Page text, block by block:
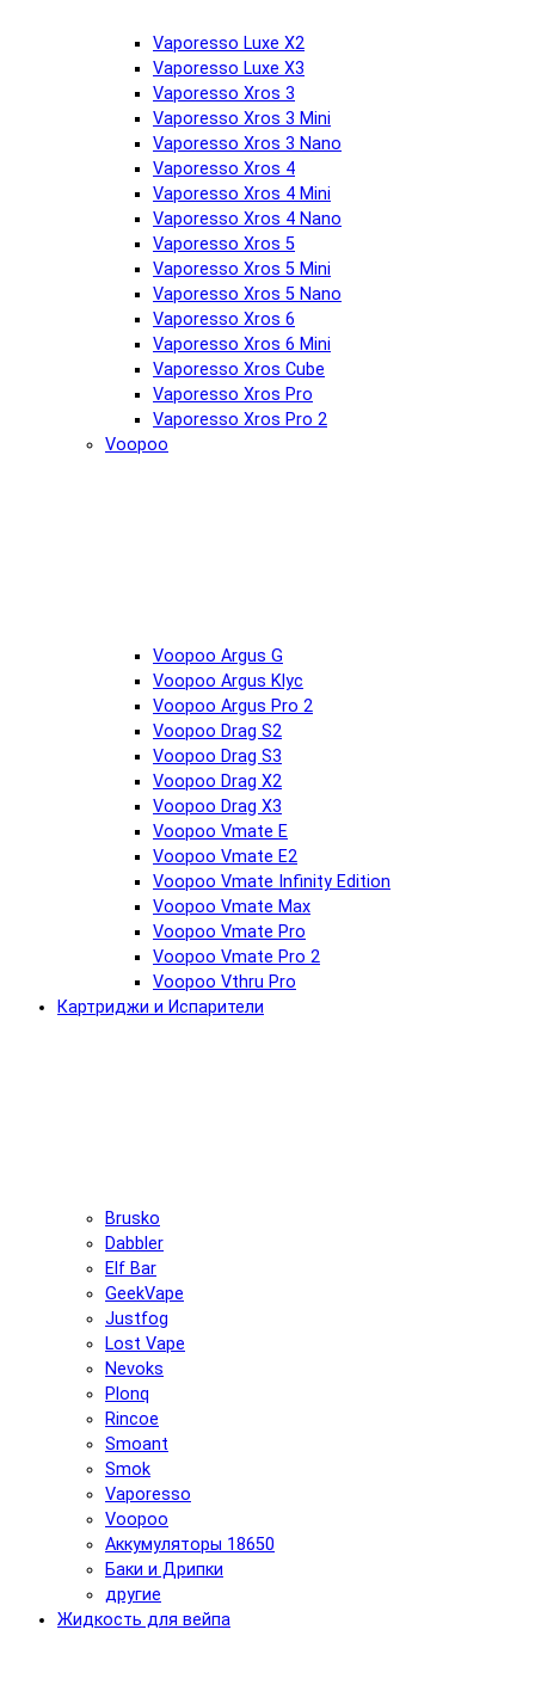
Vaporesso Luxe X2
Vaporesso Luxe X3
Vaporesso Xros 3
Vaporesso Xros 3 Mini
Vaporesso Xros 3 Nano
Vaporesso Xros 4
Vaporesso Xros 4 Mini
Vaporesso Xros 4 Nano
Vaporesso Xros 5
Vaporesso Xros 5 Mini
Vaporesso Xros 5 Nano
Vaporesso Xros 6
Vaporesso Xros 6 Mini
Vaporesso Xros Cube
Vaporesso Xros Pro
Vaporesso Xros Pro 2
Voopoo
Voopoo Argus G
Voopoo Argus Klyc
Voopoo Argus Pro 2
Voopoo Drag S2
Voopoo Drag S3
Voopoo Drag X2
Voopoo Drag X3
Voopoo Vmate E
Voopoo Vmate E2
Voopoo Vmate Infinity Edition
Voopoo Vmate Max
Voopoo Vmate Pro
Voopoo Vmate Pro 2
Voopoo Vthru Pro
Картриджи и Испарители
Brusko
Dabbler
Elf Bar
GeekVape
Justfog
Lost Vape
Nevoks
Plonq
Rincoe
Smoant
Smok
Vaporesso
Voopoo
Аккумуляторы 18650
Баки и Дрипки
другие
Жидкость для вейпа